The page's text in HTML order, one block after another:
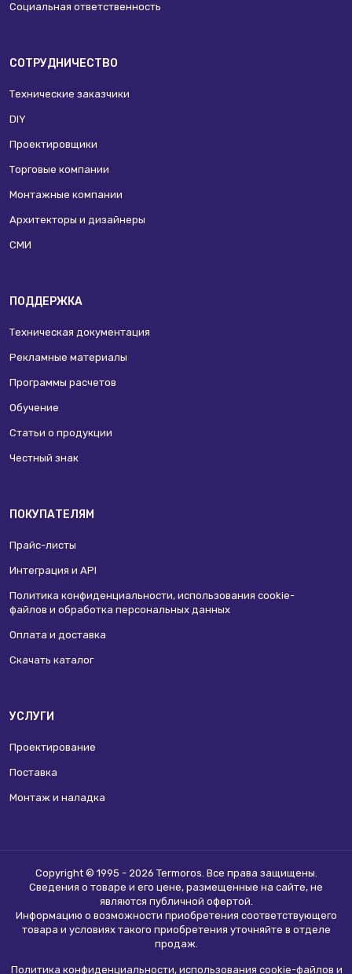
Социальная ответственность
СОТРУДНИЧЕСТВО
Технические заказчики
DIY
Проектировщики
Торговые компании
Монтажные компании
Архитекторы и дизайнеры
СМИ
ПОДДЕРЖКА
Техническая документация
Рекламные материалы
Программы расчетов
Обучение
Статьи о продукции
Честный знак
ПОКУПАТЕЛЯМ
Прайс-листы
Интеграция и API
Политика конфиденциальности, использования сookie-
файлов и обработка персональных данных
Оплата и доставка
Скачать каталог
УСЛУГИ
Проектирование
Поставка
Монтаж и наладка
Copyright © 1995 - 2026 Termoros. Все права защищены.
Сведения о товаре и его цене, размещенные на сайте, не
являются публичной офертой.
Информацию о возможности приобретения соответствующего
товара и условиях такого приобретения уточняйте в отделе
продаж.
Политика конфиденциальности, использования сookie-файлов и